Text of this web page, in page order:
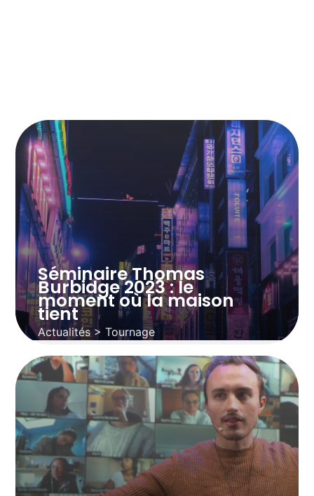
Séminaire Thomas
Burbidge 2023 : le
moment où la maison
tient
Actualités > Tournage